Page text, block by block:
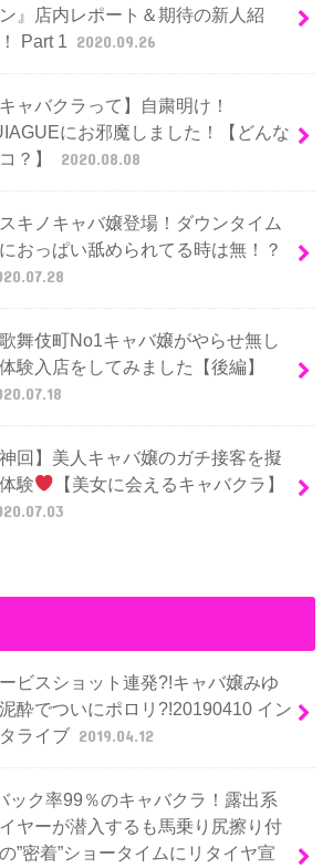
』店内レポート＆期待の新人紹
Part 1 2020.09.26
キャバクラって】自粛明け！
にお邪魔しました！【どんな
？】
2020.08.08
キノキャバ嬢登場！ダウンタイム
おっぱい舐められてる時は無！？
舞伎町No1キャバ嬢がやらせ無し
験入店をしてみました【後編】
神回】美人キャバ嬢のガチ接客を擬
験
【美女に会えるキャバクラ】
ビスショット連発?!キャバ嬢みゆ
酔でついにポロリ?!20190410 イン
ライブ 2019.04.12
ック率99％のキャバクラ！露出系
ヤーが潜入するも馬乗り尻擦り付
”密着”ショータイムにリタイヤ宣